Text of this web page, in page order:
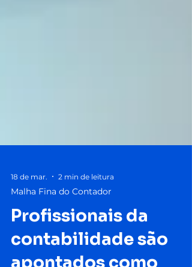
Malha Fina do Contador
Profissionais da